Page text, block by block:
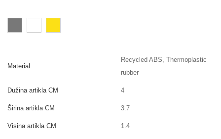
Material
Recycled ABS, Thermoplastic
rubber
Dužina artikla CM 4
Širina artikla CM 3.7
Visina artikla CM 1.4